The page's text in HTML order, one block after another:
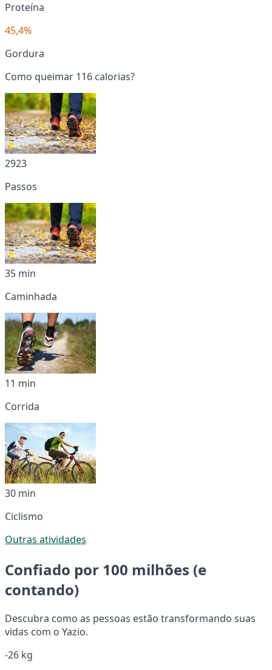
Proteína
45,4%
Gordura
Como queimar 116 calorias?
2923
Passos
35 min
Caminhada
11 min
Corrida
30 min
Ciclismo
Outras atividades
Confiado por 100 milhões (e
contando)
Descubra como as pessoas estão transformando suas
vidas com o Yazio.
-26 kg